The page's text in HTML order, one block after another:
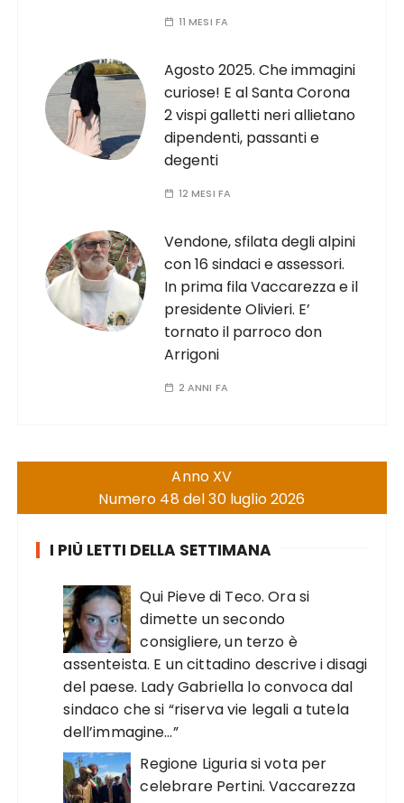
11 MESI FA
Agosto 2025. Che immagini
curiose! E al Santa Corona
2 vispi galletti neri allietano
dipendenti, passanti e
degenti
12 MESI FA
Vendone, sfilata degli alpini
con 16 sindaci e assessori.
In prima fila Vaccarezza e il
presidente Olivieri. E’
tornato il parroco don
Arrigoni
2 ANNI FA
Anno XV
Numero 48 del 30 luglio 2026
I PIÙ LETTI DELLA SETTIMANA
Qui Pieve di Teco. Ora si
dimette un secondo
consigliere, un terzo è
assenteista. E un cittadino descrive i disagi
del paese. Lady Gabriella lo convoca dal
sindaco che si “riserva vie legali a tutela
dell’immagine…”
Regione Liguria si vota per
celebrare Pertini. Vaccarezza